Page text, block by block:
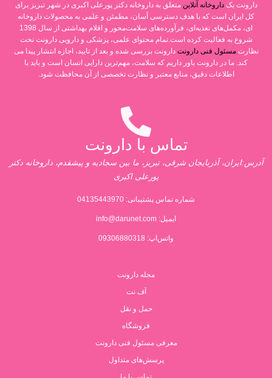
دارونت یکداروخانه آنلاین متعلق به داروخانه دکتر پورعلی اکبری در شهر تبریز برای
کل ایران است که با هدف دسترسی آسان، مطمئن و علمی به محصولات داروخانه
ای، مکمل‌های تغذیه‌ای، فرآورده‌های سلامت‌محور و اقلام بهداشتی از سال 1398
شروع به فعالیت کرده است.تمام محتوای علمی، پزشکی و دارویی دارونت تحت
نظارتمسئول فنی دارونت دارونت بررسی شده و بعد از تایید، اجازه انتشار پیدا می
کند. ما در دارونت باور داریم که سلامت، مهم‌ترین دارایی انسان است و باید با
اطلاعات دقیق، منابع معتبر و نظارت تخصصی از آن محافظت شود.
تماس با دارونت
آدرس:ایران، آذربایجان شرقی، تبریز، ما بین سجادیه و پیشقدم، داروخانه دکتر
پورعلی اکبری
شماره تماس پشتیبانی: 04135443970
ایمیل: info@darunet.com
واتس‌اپ: 09306880318
مجله دارونت
آف نت
حمل و نقل
فروشگاه
معرفی مسئول فنی دارونت
پرسش‌های متداول